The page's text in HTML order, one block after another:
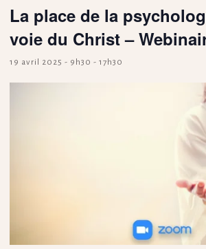
La place de la
voie du Christ –
19 avril 2025 - 9h30 -17h30